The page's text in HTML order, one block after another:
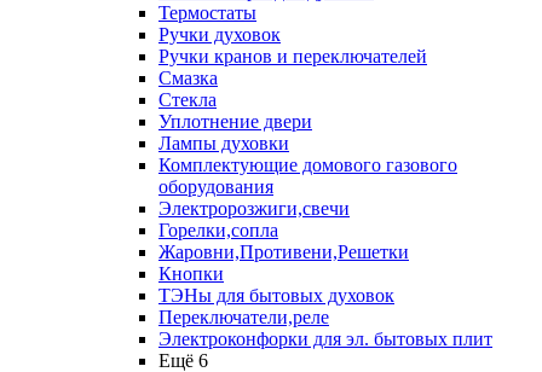
Термостаты
Ручки духовок
Ручки кранов и переключателей
Смазка
Стекла
Уплотнение двери
Лампы духовки
Комплектующие домового газового
оборудования
Электророзжиги,свечи
Горелки,сопла
Жаровни,Противени,Решетки
Кнопки
ТЭНы для бытовых духовок
Переключатели,реле
Электроконфорки для эл. бытовых плит
Ещё 6